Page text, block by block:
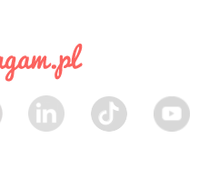
LinkedIn TikTok Youtube